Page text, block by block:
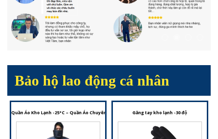
Bảo hộ lao động cá nhân
Quần Áo Kho Lạnh -25°C – Quần Áo Chuyên Dụng Giữ Nhiệt Cho Môi Trường Âm Sâu
Găng tay kho lạnh -30 độ